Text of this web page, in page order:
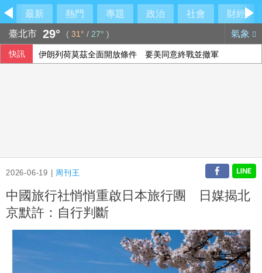
最新 熱門 專題 政治 社會
財經
臺北市 29° ( 31° / 27° ) 氣象
快訊 伊朗列荷莫茲全面開放條件 要美同意終戰並撤軍
2026-06-19 | 周刊王
中國旅行社悄悄重啟日本旅行團 日媒揭北
京默許：自行判斷